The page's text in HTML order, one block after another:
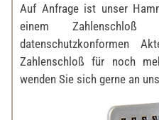
Auf Anfrage ist unser
einem
datenschutzkonformen
Zahlenschloß für noch
wenden Sie sich gerne an